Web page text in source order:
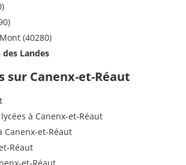
(40280)
Landes
sur Canenx-et-Réaut
à Canenx-et-Réaut
Canenx-et-Réaut
Réaut